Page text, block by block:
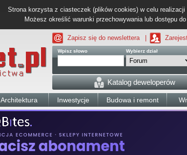
Strona korzysta z ciasteczek (plików cookies) w celu realizacji
Możesz określić warunki przechowywania lub dostępu
Zapisz się do newslettera
Wpisz słowo Wybierz dział
Katalog deweloperów
Architektura Inwestycje Budowa i remont